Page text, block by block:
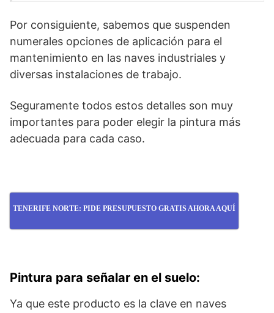
Por consiguiente, sabemos que suspenden
numerales opciones de aplicación para el
mantenimiento en las naves industriales y
diversas instalaciones de trabajo.
Seguramente todos estos detalles son muy
importantes para poder elegir la pintura más
adecuada para cada caso.
TENERIFE NORTE: PIDE PRESUPUESTO GRATIS AHORA AQUÍ
Pintura para señalar en el suelo:
Ya que este producto es la clave en naves